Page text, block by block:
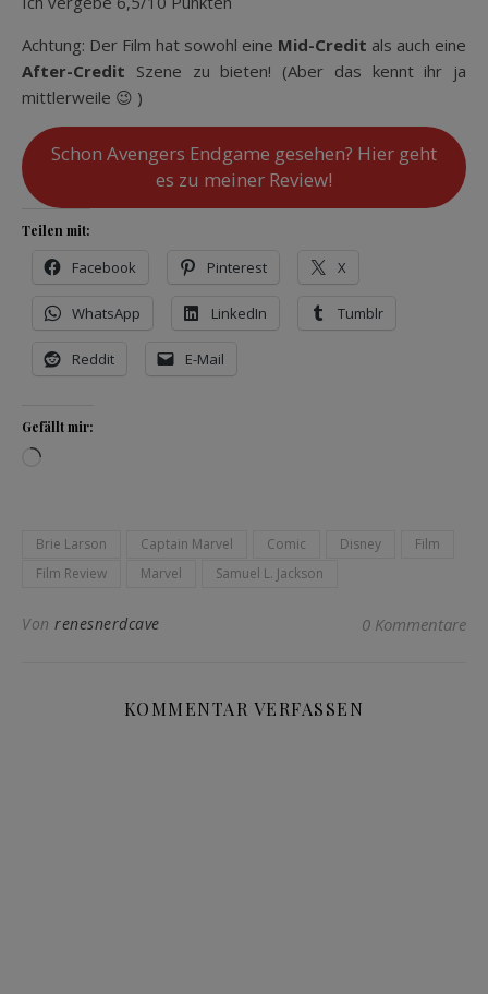
Achtung: Der Film hat sowohl eine Mid-Credit als auch eine
After-Credit Szene zu bieten! (Aber das kennt ihr ja
mittlerweile 😉 )
Schon Avengers Endgame gesehen? Hier geht
es zu meiner Review!
Teilen mit:
Facebook Pinterest X
WhatsApp LinkedIn Tumblr
Reddit E-Mail
Gefällt mir:
Wird geladen …
Brie Larson Captain Marvel Comic Disney
Film
Film Review
Marvel Samuel L. Jackson
Von renesnerdcave 0 Kommentare
KOMMENTAR VERFASSEN